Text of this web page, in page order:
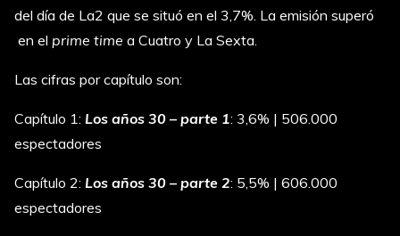
del día de La2 que se situó en el 3,7%. La emisión superó
en el prime time a Cuatro y La Sexta.
Las cifras por capítulo son:
Capítulo 1: Los años 30 – parte 1: 3,6% | 506.000
espectadores
Capítulo 2: Los años 30 – parte 2: 5,5% | 606.000
espectadores